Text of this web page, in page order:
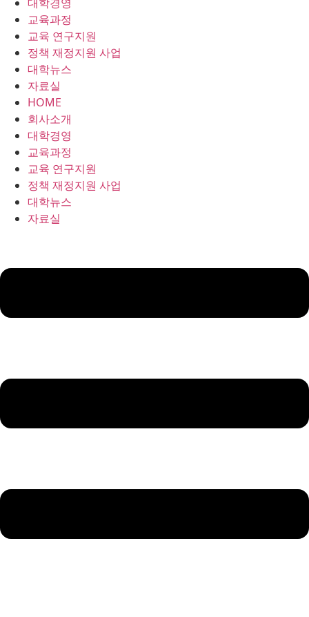
교육과정
교육 연구지원
정책 재정지원 사업
대학뉴스
자료실
HOME
회사소개
대학경영
교육과정
교육 연구지원
정책 재정지원 사업
대학뉴스
자료실